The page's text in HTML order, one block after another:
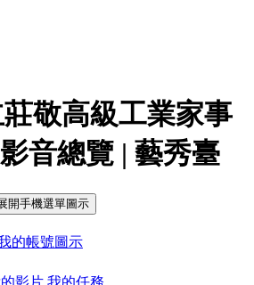
敬高級工業家事
音總覽 | 藝秀臺
影片 我的任務